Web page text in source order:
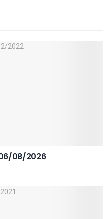
06/08/2026